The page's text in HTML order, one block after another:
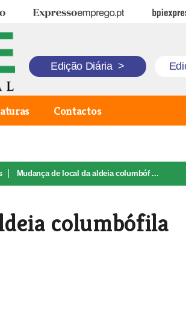
Expresso Emprego BPI
Edição Diária >
Contactos
Mudança de local da aldeia columbóf ...
columbófila